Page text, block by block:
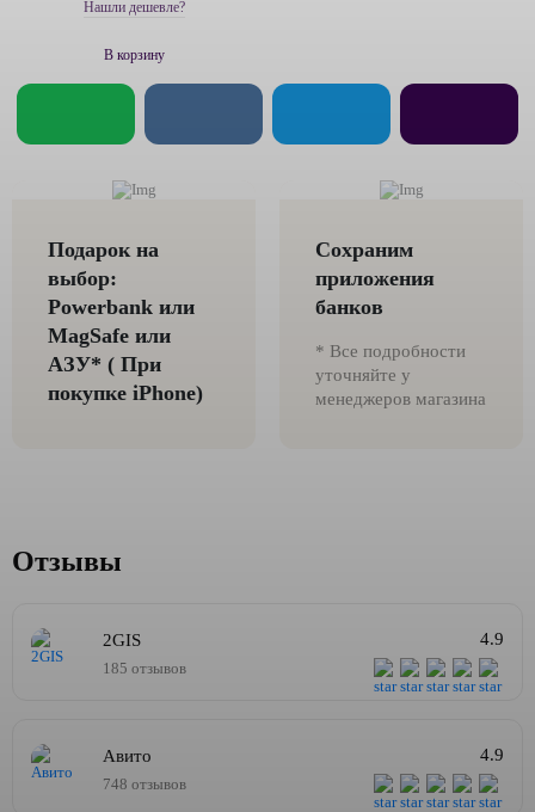
Нашли дешевле?
В корзину
Подарок на
выбор:
Powerbank или
MagSafe или
AЗУ* ( При
покупке iPhone)
Сохраним
приложения
банков
* Все подробности
уточняйте у
менеджеров магазина
Отзывы
2GIS
185 отзывов
4.9
Авито
748 отзывов
4.9